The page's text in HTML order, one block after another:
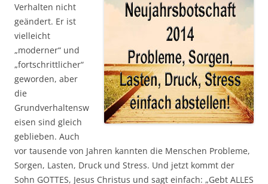
Verhalten nicht
geändert. Er ist
vielleicht
„moderner“ und
„fortschrittlicher“
geworden, aber
die
Grundverhaltensw
eisen sind gleich
geblieben. Auch
vor tausende von Jahren kannten die Menschen Probleme,
Sorgen, Lasten, Druck und Stress. Und jetzt kommt der
Sohn GOTTES, Jesus Christus und sagt einfach: „Gebt ALLES